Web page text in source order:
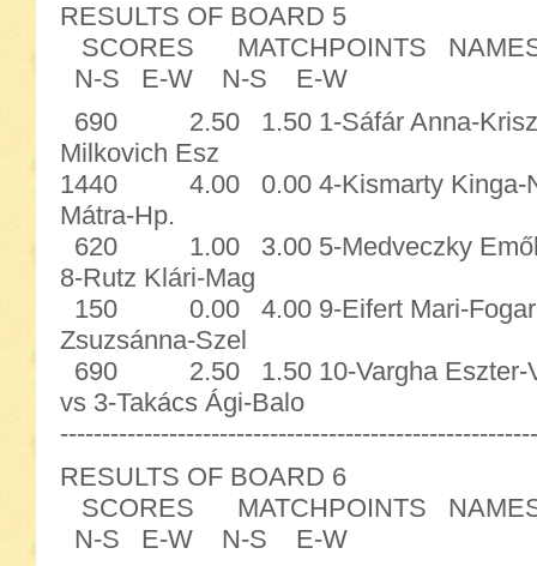
RESULTS OF BOARD 5
SCORES MATCHPOINTS
N-S E-W N-S E-W
690 2.50 1.50 1-Sáfár Anna-
Milkovich Esz
1440 4.00 0.00 4-Kismarty Kinga-
Mátra-Hp.
620 1.00 3.00 5-Medveczky
8-Rutz Klári-Mag
150 0.00 4.00 9-Eifert Mari-
Zsuzsánna-Szel
690 2.50 1.50 10-Vargha Eszter-
vs 3-Takács Ági-Balo
RESULTS OF BOARD 6
SCORES MATCHPOINTS
N-S E-W N-S E-W